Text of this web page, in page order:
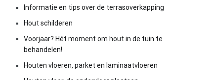
Informatie en tips over de terrasoverkapping
Hout schilderen
Voorjaar? Hét moment om hout in de tuin te
behandelen!
Houten vloeren, parket en laminaatvloeren